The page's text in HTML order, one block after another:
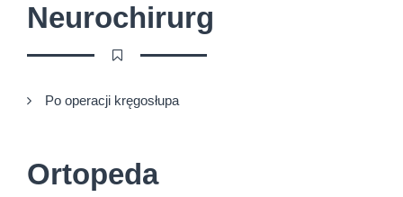
Neurochirurg
Po operacji kręgosłupa
Ortopeda